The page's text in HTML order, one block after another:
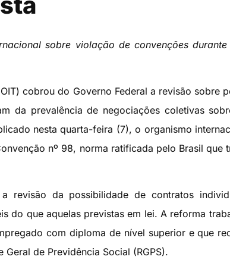
sobre violação de convenções
cobrou do Governo Federal a revisão sobre
da prevalência de negociações coletivas
nesta quarta-feira (7), o organismo
nº 98, norma ratificada pelo Brasil que
revisão da possibilidade de contratos
do que aquelas previstas em lei. A reforma
com diploma de nível superior e que
de Previdência Social (RGPS).